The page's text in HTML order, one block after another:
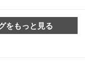
をもっと見る